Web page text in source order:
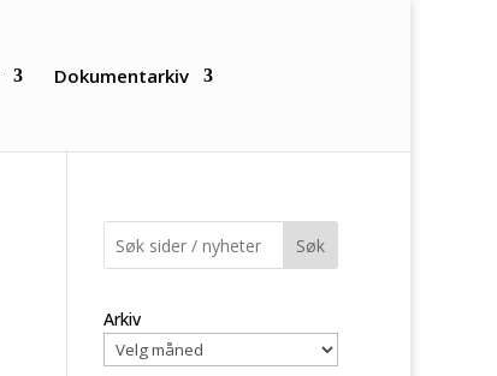
Dokumentarkiv
Søk
Arkiv